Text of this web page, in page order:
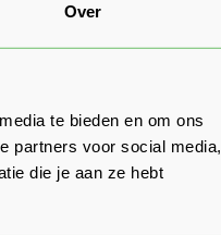
Over
te bieden en om ons
partners voor social media,
die je aan ze hebt